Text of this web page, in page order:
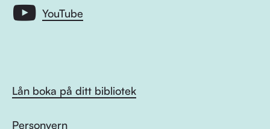
YouTube
Lån boka på ditt bibliotek
Personvern